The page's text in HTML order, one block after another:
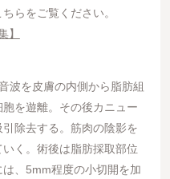
らをご覧ください。
】
波を皮膚の内側から脂肪組
を遊離。その後カニュー
除去する。筋肉の陰影を
く。術後は脂肪採取部位
、5mm程度の小切開を加